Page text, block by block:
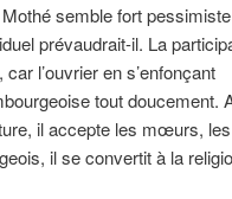
semble fort
prévaudrait-il. La
l’ouvrier en s’enfonçant
tout doucement.
il accepte les mœurs,
il se convertit à la